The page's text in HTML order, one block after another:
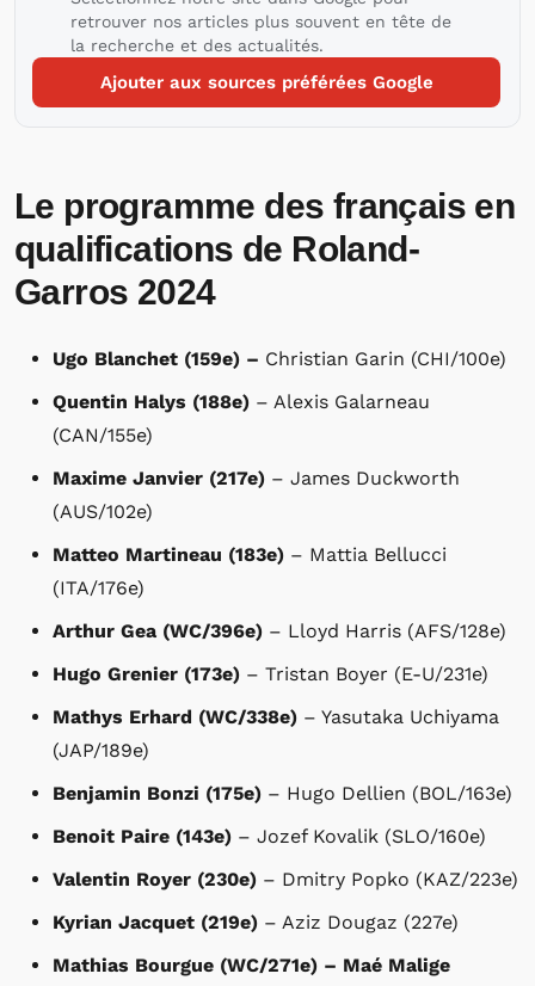
retrouver nos articles plus souvent en tête de
la recherche et des actualités.
Ajouter aux sources préférées Google
Le programme des français en
qualifications de Roland-
Garros 2024
Ugo Blanchet (159e) – Christian Garin (CHI/100e)
Quentin Halys (188e) – Alexis Galarneau
(CAN/155e)
Maxime Janvier (217e) – James Duckworth
(AUS/102e)
Matteo Martineau (183e) – Mattia Bellucci
(ITA/176e)
Arthur Gea (WC/396e) – Lloyd Harris (AFS/128e)
Hugo Grenier (173e) – Tristan Boyer (E-U/231e)
Mathys Erhard (WC/338e) – Yasutaka Uchiyama
(JAP/189e)
Benjamin Bonzi (175e) – Hugo Dellien (BOL/163e)
Benoit Paire (143e) – Jozef Kovalik (SLO/160e)
Valentin Royer (230e) – Dmitry Popko (KAZ/223e)
Kyrian Jacquet (219e) – Aziz Dougaz (227e)
Mathias Bourgue (WC/271e) – Maé Malige